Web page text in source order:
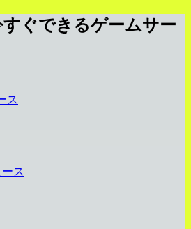
ぐできるゲームサー
ス
ス